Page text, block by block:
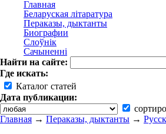
Главная
Беларуская літаратура
Пераказы, дыктанты
Биографии
Слоўнік
Сачыненні
Найти на сайте:
Где искать:
Каталог статей
Дата публикации:
Главная → Пераказы, дыктанты →